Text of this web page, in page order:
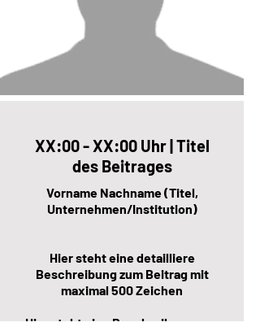
XX:00 - XX:00 Uhr | Titel
des Beitrages
Vorname Nachname (Titel,
Unternehmen/Institution)
Hier steht eine detailliere
Beschreibung zum Beitrag mit
maximal 500 Zeichen
Hier steht eine Beschreibung zum